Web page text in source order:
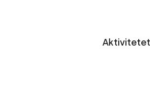
Aktivitetet